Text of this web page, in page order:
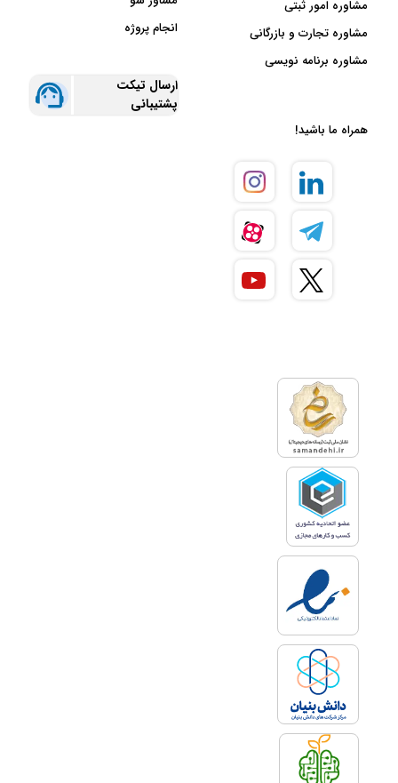
مشاوره امور ثبتی
مشاوره تجارت و بازرگانی
مشاوره برنامه نویسی
انجام پروژه
ارسال تیکت
پشتیبانی
همراه ما باشید!